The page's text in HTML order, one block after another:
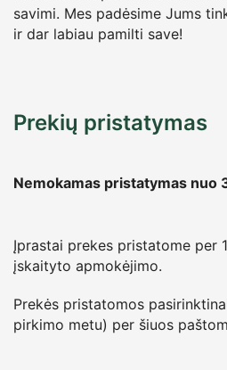
savimi. Mes padėsime Jums
ir dar labiau pamilti save!
Prekių pristatymas
Nemokamas pristatymas nuo
Įprastai prekes pristatome per
įskaityto apmokėjimo.
Prekės pristatomos
pirkimo metu) per šiuos